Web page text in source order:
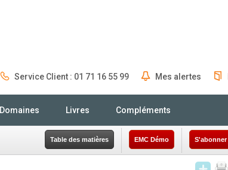
Service Client : 01 71 16 55 99 Mes alertes
Domaines Livres Compléments
Table des matières EMC Démo S'abonner